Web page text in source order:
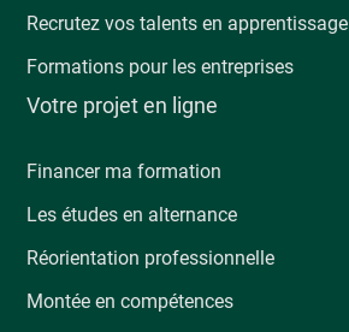
Recrutez vos talents en apprentissage
Formations pour les entreprises
Votre projet en ligne
Financer ma formation
Les études en alternance
Réorientation professionnelle
Montée en compétences